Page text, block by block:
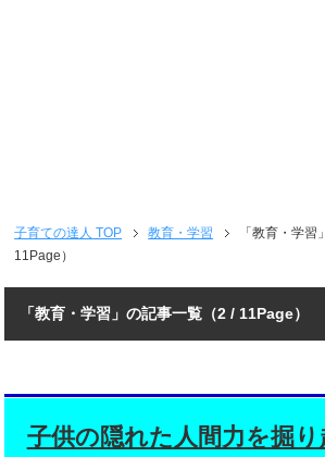
子育ての達人 TOP 教育・学習
「教育・学
11Page）
「教育・学習」の記事一覧（2 / 11Page）
子供の隠れた人間力を掘